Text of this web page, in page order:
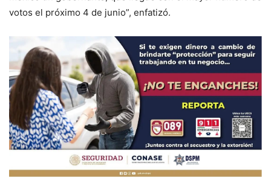
votos el próximo 4 de junio”, enfatizó.